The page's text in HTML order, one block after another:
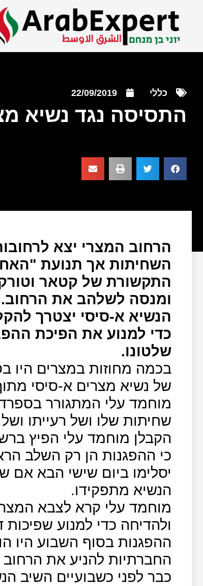
כללי 22/09/2019
התסיסה נגד נשיא
הרחוב המצרי יצא
השחיתות אך תנועת
התקשורת של קטאר
ומנסה לשלהב את הרחוב.
הנשיא א-סיסי יצטרך
כדי למנוע את הפיכת
שלטונו.
בכמה מחוזות במצרים היו
של נשיא מצרים א-סיסי
מוחמד עלי המתגורר
שחיתות שלו ושל רעייתו
הקבלן מוחמד עלי הפיץ
כי ההפגנות הן רק השלב
יסלימו ביום שישי הבא אם
הנשיא מתפקידו.
מוחמד עלי קרא לצבא
ולהדיחה כדי למנוע שפיכות
ההפגנות בסוף השבוע היו
החברתיות להניע את
כבר לפני כשבועיים השיב